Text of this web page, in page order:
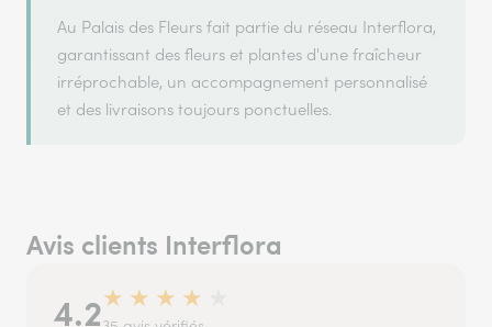
Au Palais des Fleurs fait partie du réseau Interflora,
garantissant des fleurs et plantes d'une fraîcheur
irréprochable, un accompagnement personnalisé
et des livraisons toujours ponctuelles.
Avis clients Interflora
4.2★ ★ ★ ★